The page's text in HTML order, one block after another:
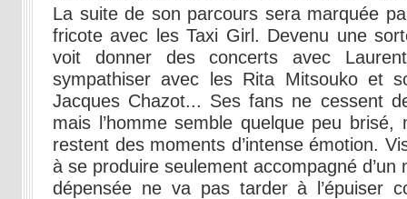
La suite de son parcours sera marquée
fricote avec les Taxi Girl. Devenu une
voit donner des concerts avec
sympathiser avec les Rita Mitsouko et
Jacques Chazot... Ses fans ne cessent
mais l’homme semble quelque peu
restent des moments d’intense émotion.
à se produire seulement accompagné d’un
dépensée ne va pas tarder à l’épuiser